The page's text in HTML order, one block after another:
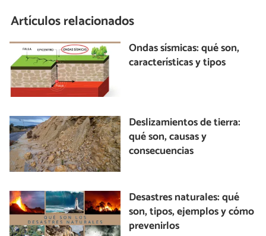
Artículos relacionados
Ondas sísmicas: qué son,
características y tipos
Deslizamientos de tierra:
qué son, causas y
consecuencias
Desastres naturales: qué
son, tipos, ejemplos y cómo
prevenirlos